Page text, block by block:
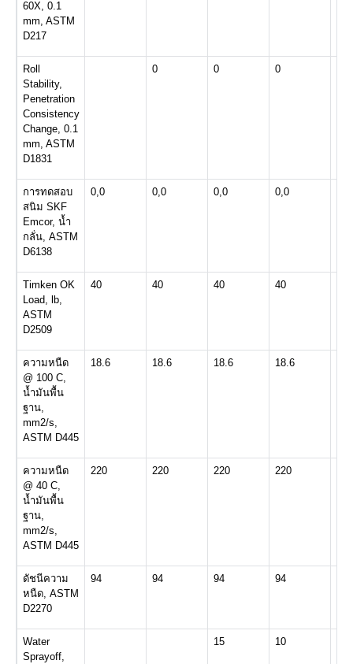
60X, 0.1
mm, ASTM
D217
Roll
Stability,
Penetration
Consistency
Change, 0.1
mm, ASTM
D1831
0 0 0
การทดสอบ
สนิม SKF
Emcor, น้ำ
กลั่น, ASTM
D6138
0,0 0,0 0,0 0,0
Timken OK
Load, lb,
ASTM
D2509
40 40 40 40
ความหนืด
@ 100 C,
น้ำมันพื้น
ฐาน,
mm2/s,
ASTM D445
18.6 18.6 18.6 18.6
ความหนืด
@ 40 C,
น้ำมันพื้น
ฐาน,
mm2/s,
ASTM D445
220 220 220 220
ดัชนีความ
หนืด, ASTM
D2270
94 94 94 94
Water
Sprayoff,
15 10